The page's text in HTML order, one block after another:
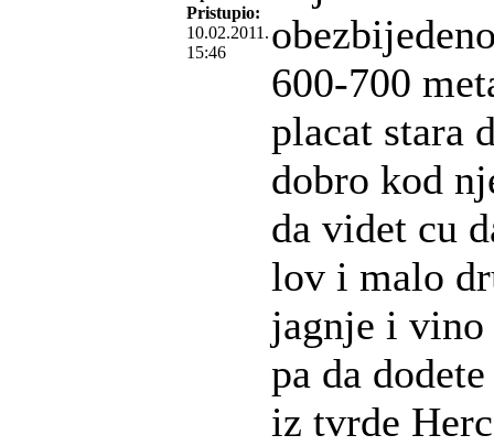
Pristupio:
10.02.2011.
15:46
600-700
placat stara
dobro kod
da videt cu
lov i malo
jagnje i vino
pa da
iz tvrde